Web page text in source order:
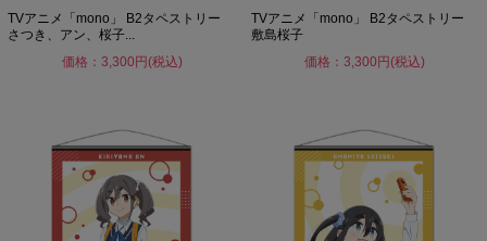
TVアニメ「mono」 B2タペストリー
さつき、アン、桜子...
価格：3,300円(税込)
TVアニメ「mono」 B2タペストリー
敷島桜子
価格：3,300円(税込)